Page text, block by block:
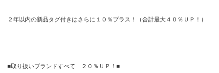
２年以内の新品タグ付きはさらに１０％プラス！（合計最大４０％ＵＰ！）
■取り扱いブランドすべて ２０％ＵＰ！■